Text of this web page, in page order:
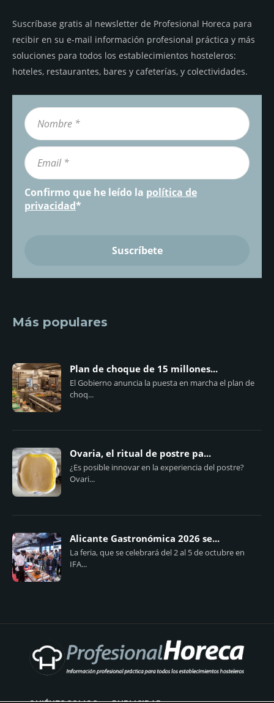
Suscríbase gratis al newsletter de Profesional Horeca para
recibir en su e-mail información profesional práctica y más
soluciones para todos los establecimientos hosteleros:
hoteles, restaurantes, bares y cafeterías, y colectividades.
Confirmo que he leído la política de
privacidad*
Más populares
Plan de choque de 15 millones...
El Gobierno anuncia la puesta en marcha el plan de
choq...
Ovaria, el ritual de postre pa...
¿Es posible innovar en la experiencia del postre?
Ovari...
Alicante Gastronómica 2026 se...
La feria, que se celebrará del 2 al 5 de octubre en
IFA...